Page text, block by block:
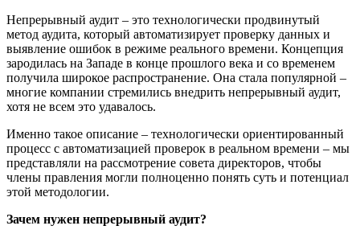
Непрерывный аудит – это технологически продвинутый
метод аудита, который автоматизирует проверку данных и
выявление ошибок в режиме реального времени. Концепция
зародилась на Западе в конце прошлого века и со временем
получила широкое распространение. Она стала популярной –
многие компании стремились внедрить непрерывный аудит,
хотя не всем это удавалось.
Именно такое описание – технологически ориентированный
процесс с автоматизацией проверок в реальном времени – мы
представляли на рассмотрение совета директоров, чтобы
члены правления могли полноценно понять суть и потенциал
этой методологии.
Зачем нужен непрерывный аудит?